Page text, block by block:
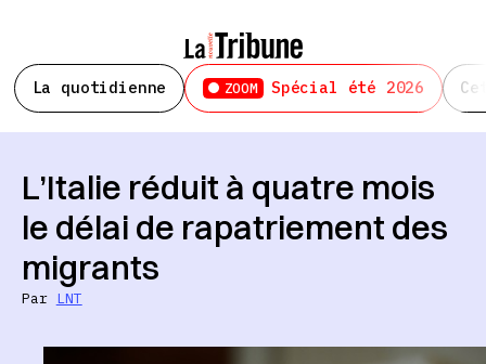
La quotidienne ZOOM Spécial été 2026
L’Italie réduit à quatre mois
le délai de rapatriement des
migrants
Par LNT